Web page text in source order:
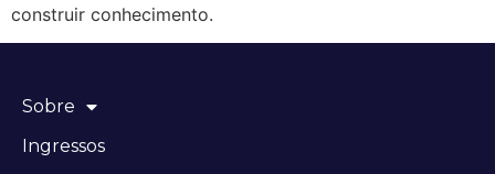
construir conhecimento.
Sobre
Ingressos